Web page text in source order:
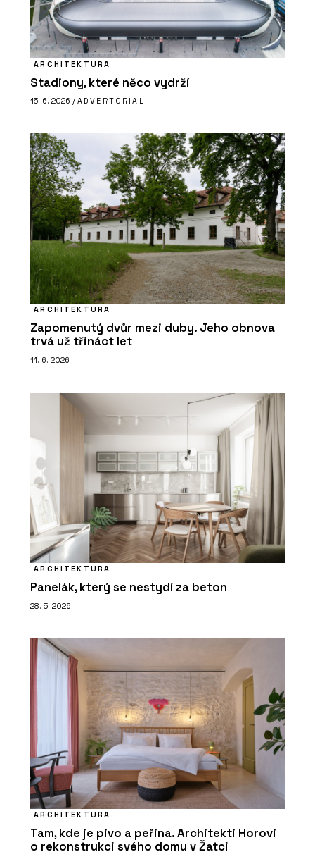
ARCHITEKTURA
Stadiony, které něco vydrží
15. 6. 2026 / ADVERTORIAL
ARCHITEKTURA
Zapomenutý dvůr mezi duby. Jeho obnova
trvá už třináct let
11. 6. 2026
ARCHITEKTURA
Panelák, který se nestydí za beton
28. 5. 2026
ARCHITEKTURA
Tam, kde je pivo a peřina. Architekti Horovi
o rekonstrukci svého domu v Žatci